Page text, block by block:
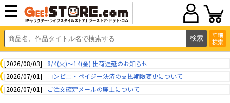
詳細
検索
[2026/08/03]
8/4(火)～14(金) 出荷遅延のお知らせ
[2026/07/01]
コンビニ・ペイジー決済の支払期限変更について
[2026/07/01]
ご注文確定メールの廃止について